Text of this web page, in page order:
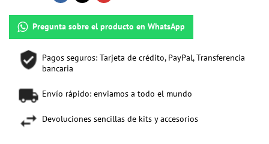
Pregunta sobre el producto en WhatsApp
Pagos seguros: Tarjeta de crédito, PayPal, Transferencia
bancaria
Envío rápido: enviamos a todo el mundo
Devoluciones sencillas de kits y accesorios